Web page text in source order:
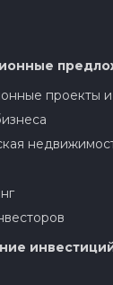
проекты и